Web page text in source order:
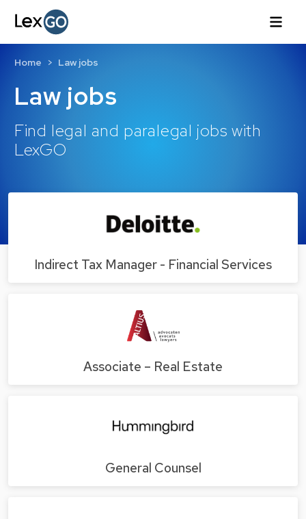
Law jobs
Find legal and paralegal jobs with
LexGO
Home Law jobs
Indirect Tax Manager - Financial Services
Associate – Real Estate
General Counsel